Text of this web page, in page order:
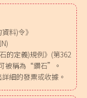
料)令》
的定義)規例》(第362
被稱為“鑽石”。
細的發票或收據。